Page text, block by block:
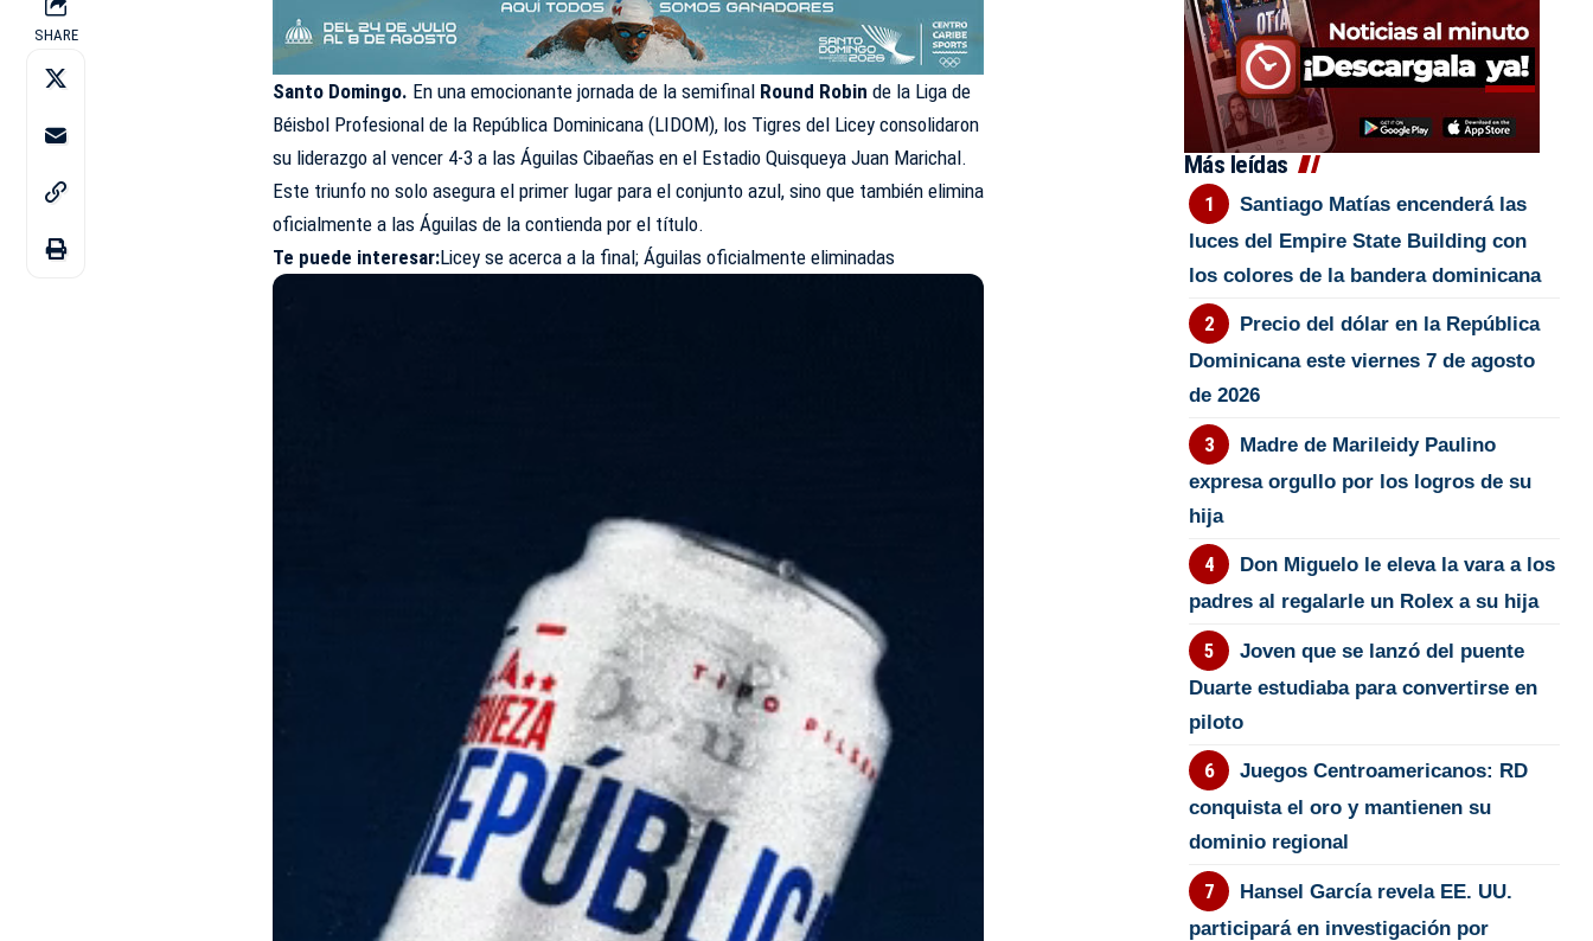
SHARE
Santo Domingo. En una emocionante jornada de la semifinal Round Robin de la Liga de
Béisbol Profesional de la República Dominicana (LIDOM), los Tigres del Licey consolidaron
su liderazgo al vencer 4-3 a las Águilas Cibaeñas en el Estadio Quisqueya Juan Marichal.
Este triunfo no solo asegura el primer lugar para el conjunto azul, sino que también elimina
oficialmente a las Águilas de la contienda por el título.
Te puede interesar:Licey se acerca a la final; Águilas oficialmente eliminadas
Más leídas
Santiago Matías encenderá las
luces del Empire State Building con
los colores de la bandera dominicana
Precio del dólar en la República
Dominicana este viernes 7 de agosto
de 2026
Madre de Marileidy Paulino
expresa orgullo por los logros de su
hija
Don Miguelo le eleva la vara a los
padres al regalarle un Rolex a su hija
Joven que se lanzó del puente
Duarte estudiaba para convertirse en
piloto
Juegos Centroamericanos: RD
conquista el oro y mantienen su
dominio regional
Hansel García revela EE. UU.
participará en investigación por